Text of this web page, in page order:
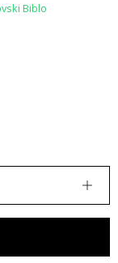
Biblo